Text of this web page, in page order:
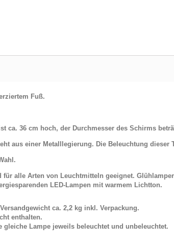
Fuß.
ca. 36 cm hoch, der Durchmesser des Schirms
aus einer Metalllegierung. Die Beleuchtung dieser
für alle Arten von Leuchtmitteln geeignet.
LED-Lampen mit warmem Lichtton.
ca. 2,2 kg inkl. Verpackung.
enthalten.
gleiche Lampe jeweils beleuchtet und unbeleuchtet.